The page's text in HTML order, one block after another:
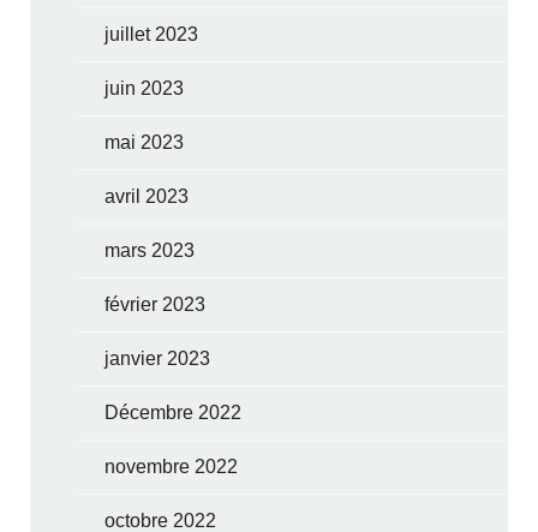
juillet 2023
juin 2023
mai 2023
avril 2023
mars 2023
février 2023
janvier 2023
Décembre 2022
novembre 2022
octobre 2022